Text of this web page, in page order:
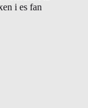
i es fan